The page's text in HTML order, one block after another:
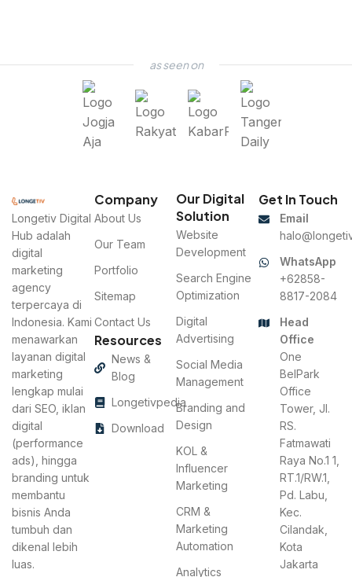
as seen on
Longetiv Digital
Hub adalah
digital
marketing
agency
terpercaya di
Indonesia. Kami
menawarkan
layanan digital
marketing
lengkap mulai
dari SEO, iklan
digital
(performance
ads), hingga
branding untuk
membantu
bisnis Anda
tumbuh dan
dikenal lebih
luas.
Company
About Us
Our Team
Portfolio
Sitemap
Contact Us
Resources
News &
Blog
Longetivpedia
Download
Our Digital
Solution
Website
Development
Search Engine
Optimization
Digital
Advertising
Social Media
Management
Branding and
Design
KOL &
Influencer
Marketing
CRM &
Marketing
Automation
Analytics
Get In Touch
Email
WhatsApp
+62858-
8817-2084
Head
Office
One
BelPark
Office
Tower, Jl.
RS.
Fatmawati
Raya No.1 1,
RT.1/RW.1,
Pd. Labu,
Kec.
Cilandak,
Kota
Jakarta